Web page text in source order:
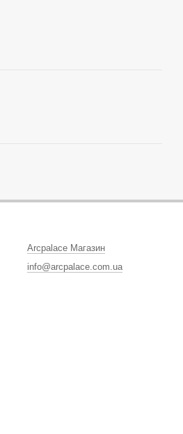
Arcpalace Магазин
info@arcpalace.com.ua